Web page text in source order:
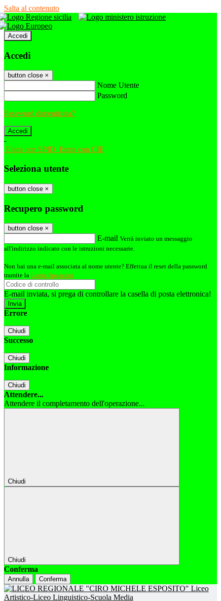
Salta al contenuto
Accedi
Accedi
button close ×
Nome Utente
Password
Password dimenticata?
-
Entra con SPID Entra con CIE
Seleziona utente
button close ×
Recupero password
button close ×
E-mail Verrà inviato un messaggio
all'indirizzo indicato con le istruzioni necessarie.
Non hai una e-mail associata al nome utente? Effettua il reset della password
tramite la Login Spaggiari
E-mail inviata, si prega di controllare la casella di posta elettronica!
Errore
Chiudi
Successo
Chiudi
Informazione
Chiudi
Attendere...
Attendere il completamento dell'operazione...
Chiudi
Chiudi
Conferma
Annulla Conferma